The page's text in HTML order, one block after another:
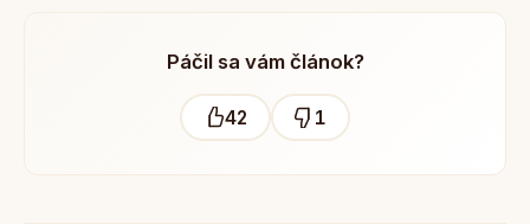
Páčil sa vám článok?
42 1